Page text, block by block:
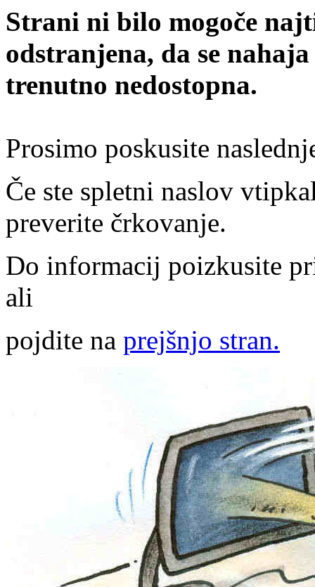
Strani ni bilo mogoče
odstranjena, da se
trenutno nedostopna.
Prosimo poskusite
Če ste spletni naslov
preverite črkovanje.
Do informacij poizkusite
ali
pojdite na prejšnjo stran.